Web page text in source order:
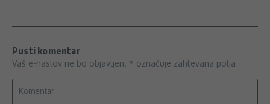
Pusti komentar
Vaš e-naslov ne bo objavljen. * označuje zahtevana polja